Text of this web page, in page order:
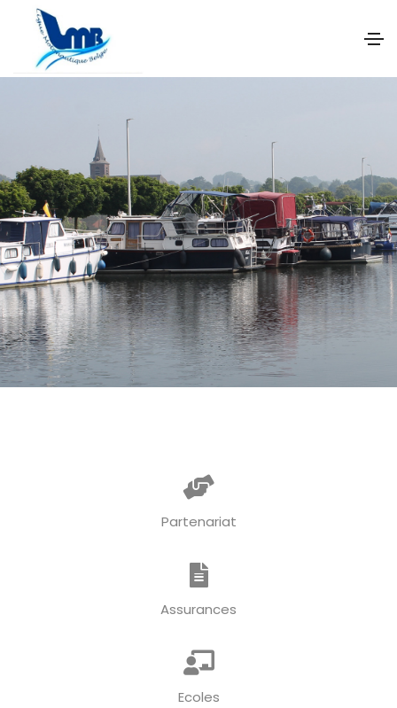
Partenariat
Assurances
Ecoles